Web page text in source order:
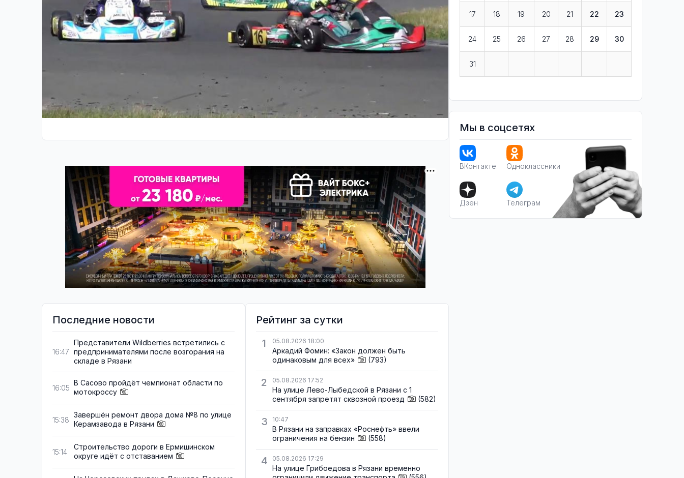
Последние новости
16:47
Представители Wildberries встретились с
предпринимателями после возгорания на
складе в Рязани
16:05
В Сасово пройдёт чемпионат области по
мотокроссу
15:38
Завершён ремонт двора дома №8 по улице
Керамзавода в Рязани
15:14
Строительство дороги в Ермишинском
округе идёт с отставанием
Рейтинг за сутки
1
05.08.2026 18:00
Аркадий Фомин: «Закон должен быть
одинаковым для всех»
(793)
2 05.08.2026 17:52
На улице Лево-Лыбедской в Рязани с 1
сентября запретят сквозной проезд
(582)
3 10:47
В Рязани на заправках «Роснефть» ввели
ограничения на бензин
(558)
4 05.08.2026 17:29
На улице Грибоедова в Рязани временно
17 18 19 20 21 22 23
24 25 26 27 28 29 30
31
Мы в соцсетях
ВКонтакте Одноклассники
Дзен Телеграм